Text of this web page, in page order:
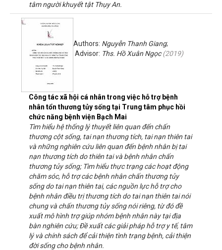
tâm người khuyết tật Thụy An.
Công tác xã hội cá nhân trong việc hỗ trợ bệnh
nhân tổn thương tủy sống tại Trung tâm phục hồi
chức năng bệnh viện Bạch Mai
Authors: Nguyễn Thanh Giang;
Advisor: Ths. Hồ Xuân Ngọc(2019)
Tìm hiểu hệ thống lý thuyết liên quan đến chấn
thương cột sống, tai nạn thương tích, tai nạn thiên tai
và những nghiên cứu liên quan đến bệnh nhân bị tai
nạn thương tích do thiên tai và bệnh nhân chấn
thương tủy sống; Tìm hiểu thực trạng các hoạt động
chăm sóc, hỗ trợ các bệnh nhân chấn thương tủy
sống do tai nạn thiên tai, các nguồn lực hỗ trợ cho
bệnh nhân điều trị thương tích do tai nạn thiên tai nói
chung và chấn thương tủy sống nói riêng, từ đó đề
xuất mô hình trợ giúp nhóm bệnh nhân này tại địa
bàn nghiên cứu; Đề xuất các giải pháp hỗ trợ y tế, tâm
lý và chính sách để cải thiện tình trạng bệnh, cải thiện
đời sống cho bệnh nhân.